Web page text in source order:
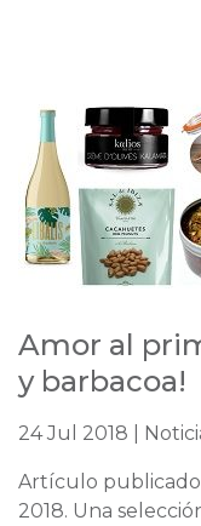
Amor al
y barbacoa!
24 Jul 2018 |
Artículo publicado
2018. Una